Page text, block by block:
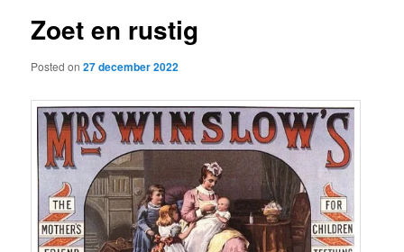
content
Zoet en rustig
Posted on27 december 2022